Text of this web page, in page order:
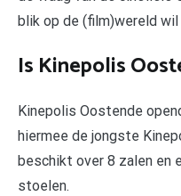
blik op de (film)wereld wil
Is Kinepolis
Kinepolis Oostende
hiermee de jongste
beschikt over 8 zalen en
stoelen.